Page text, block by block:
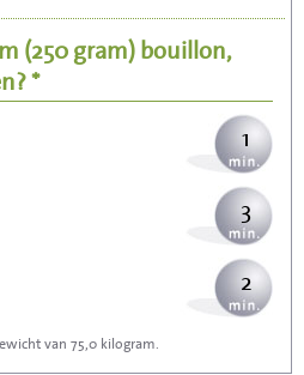
(250 gram)bouillon,
*
1
3
2
van 75,0 kilogram.